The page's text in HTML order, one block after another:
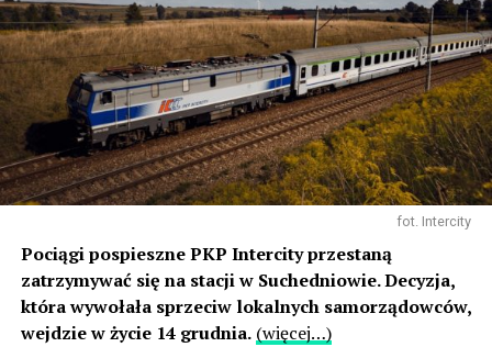
fot. Intercity
Pociągi pospieszne PKP Intercity przestaną
zatrzymywać się na stacji w Suchedniowie. Decyzja,
która wywołała sprzeciw lokalnych samorządowców,
wejdzie w życie 14 grudnia. (więcej…)